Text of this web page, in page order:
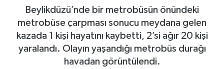
Beylikdüzü’nde bir metrobüsün önündeki
metrobüse çarpması sonucu meydana gelen
kazada 1 kişi hayatını kaybetti, 2’si ağır 20 kişi
yaralandı. Olayın yaşandığı metrobüs durağı
havadan görüntülendi.
SPOR
EĞİTİM
Tüm Manşetler
Son Dakika Haberleri
Haber Arşivi